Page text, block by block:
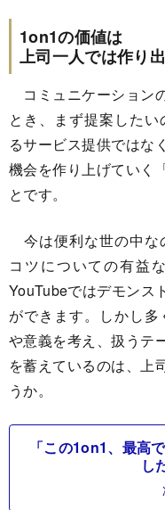
1on1の価値は
上司一人では作り
コミュニケーション
とき、まず提案した
るサービス提供ではな
機会を作り上げていく
とです。
今は便利な世の中な
コツについての有益
YouTubeではデモンス
ができます。しかし
や意義を考え、扱うテ
を蓄えているのは、上
うか。
「この1on1、最高
し